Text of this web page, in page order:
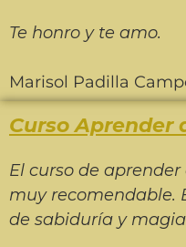
Te honro y te amo.
Marisol Padilla
Curso Aprender
El curso de
muy recomendable.
de sabiduría y